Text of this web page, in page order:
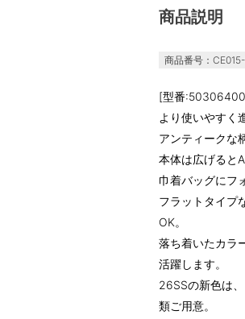
商品説明
商品番号：
[型番
より使いやすく
アンティークな
本体は広げると
巾着バッグにフ
フラットタイプ
OK。
落ち着いたカラ
活躍します。
26SSの新色は
類ご用意。